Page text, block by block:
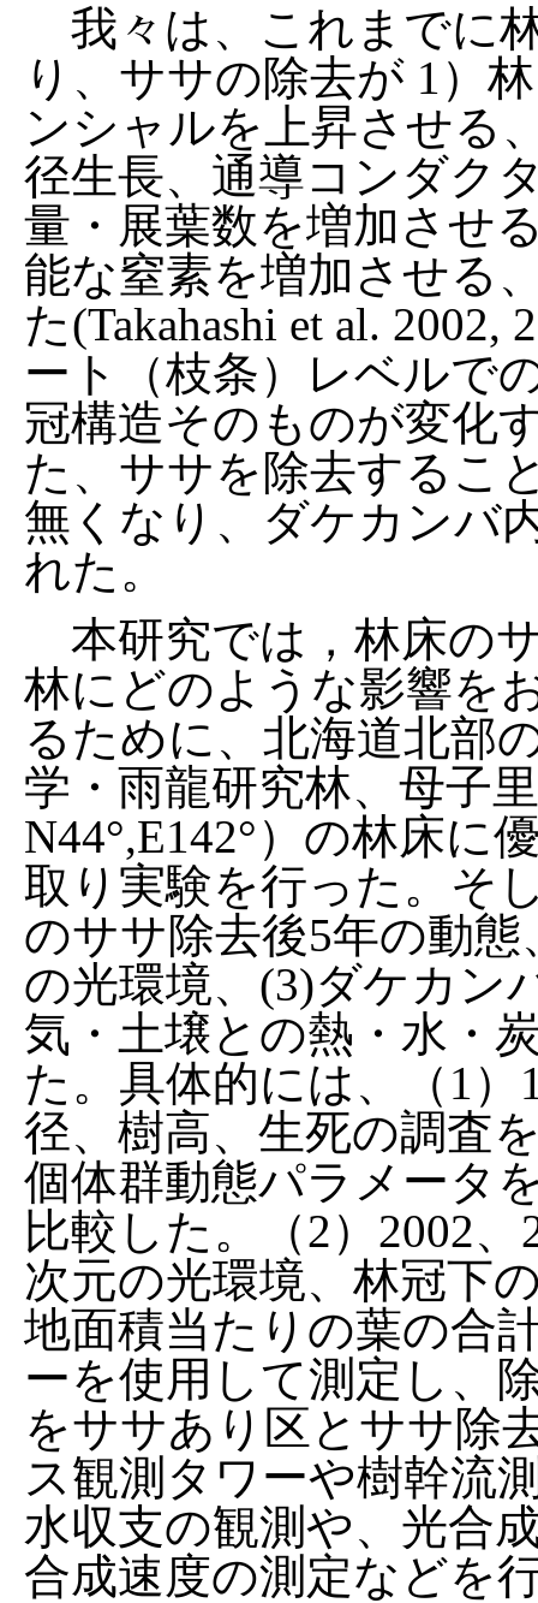
我々は、これまでに
り、ササの除去が 1）
ンシャルを上昇させる
径生長、通導コンダク
量・展葉数を増加させ
能な窒素を増加させる
た(Takahashi et al.
ート（枝条）レベルで
冠構造そのものが変化
た、ササを除去するこ
無くなり、ダケカンバ
れた。
本研究では，林床の
林にどのような影響を
るために、北海道北部
学・雨龍研究林、母子
N44°,E142°）の林床に
取り実験を行った。そ
のササ除去後5年の動
の光環境、(3)ダケカン
気・土壌との熱・水・
た。具体的には、（1）
径、樹高、生死の調査
個体群動態パラメータ
比較した。（2）2002
次元の光環境、林冠下
地面積当たりの葉の合
ーを使用して測定し、
をササあり区とササ除
ス観測タワーや樹幹流
水収支の観測や、光合
合成速度の測定などを